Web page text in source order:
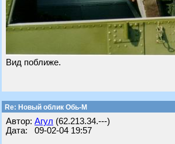
Вид поближе.
Re: Новый облик Обь-М
Автор: Агул (62.213.34.---)
Дата: 09-02-04 19:57